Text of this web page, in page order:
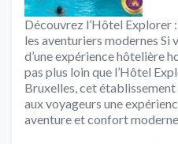
Découvrez l’Hôtel Explorer
les aventuriers modernes Si
d’une expérience hôtelière
pas plus loin que l’Hôtel
Bruxelles, cet
aux voyageurs une
aventure et confort